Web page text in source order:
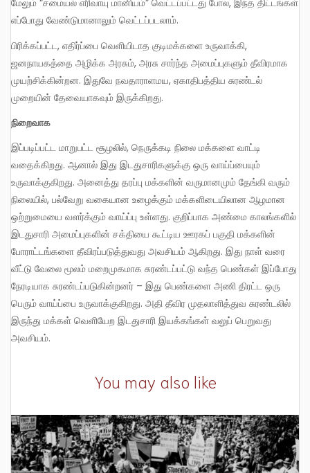
மேலும் “சமையல் எரிவாயு மானியம்” வெட்டப்பட்டது போல, இந்த திட்டங்கள்
எப்போது வேண்டுமானாலும் வெட்டப்படலாம்.
பிரிக்கப்பட்ட, எதிர்ப்பை வெளியிடாத குடிமக்களை உருவாக்கி,
ஜனநாயகத்தை அழிக்க அரசும், அரசு சார்ந்த அமைப்புகளும் தீவிரமாக
முயற்சிக்கின்றன. இதுவே நவதாராளமய, ஏகாதிபத்திய சுரண்டல்
முறையின் தேவையாகவும் இருக்கிறது.
நிறைவாக
இப்படிப்பட்ட மாறுபட்ட சூழலில், நெருக்கடி நிலை மக்களை வாட்டி
வதைக்கிறது. ஆனால் இது இடதுசாரிகளுக்கு ஒரு வாய்ப்பையும்
உருவாக்குகிறது. அனைத்து தரப்பு மக்களின் வருமானமும் தேங்கி வரும்
நிலையில், பல்வேறு வகையான உழைக்கும் மக்களிடையிலான ஆழமான
ஒற்றுமையை வளர்க்கும் வாய்ப்பு உள்ளது. குறிப்பாக அண்மை காலங்களில்
இடதுசாரி அமைப்புகளின் சக்தியை கூட்டிய ஊரகப் பகுதி மக்களின்
போராட்டங்களை தீவிரப்படுத்துவது அவசியம் ஆகிறது. இது நாள் வரை
வீட்டு வேலை மூலம் மறைமுகமாக சுரண்டப்பட்டு வந்த பெண்கள் இப்போது
நேரடியாக சுரண்டப்படுகின்றனர் – இது பெண்களை அணி திரட்ட ஒரு
பெரும் வாய்ப்பை உருவாக்குகிறது. அதி தீவிர முதலாளித்துவ சுரண்டலில்
இருந்து மக்கள் வெளியேற இடதுசாரி இயக்கங்கள் வலுப் பெறுவது
அவசியம்.
You may also like